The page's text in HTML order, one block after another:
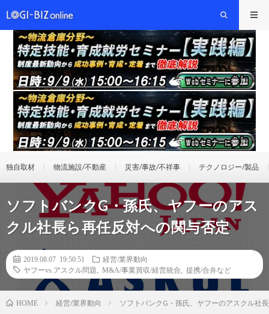
独自取材 物流施設/不動産 災害/事故/不祥事 テクノロジー/製品
ソフトバンクG・孫氏、ヤフーのアス
クル社長ら再任反対への関与否定
2019.08.07 19:50:51
経営/業界動向
ヤフーvs.アスクル問題
M&A/事業買収/経営統合 提携/合弁など
HOME 経営/業界動向 ソフトバンクG・孫氏、ヤフーのアスクル社